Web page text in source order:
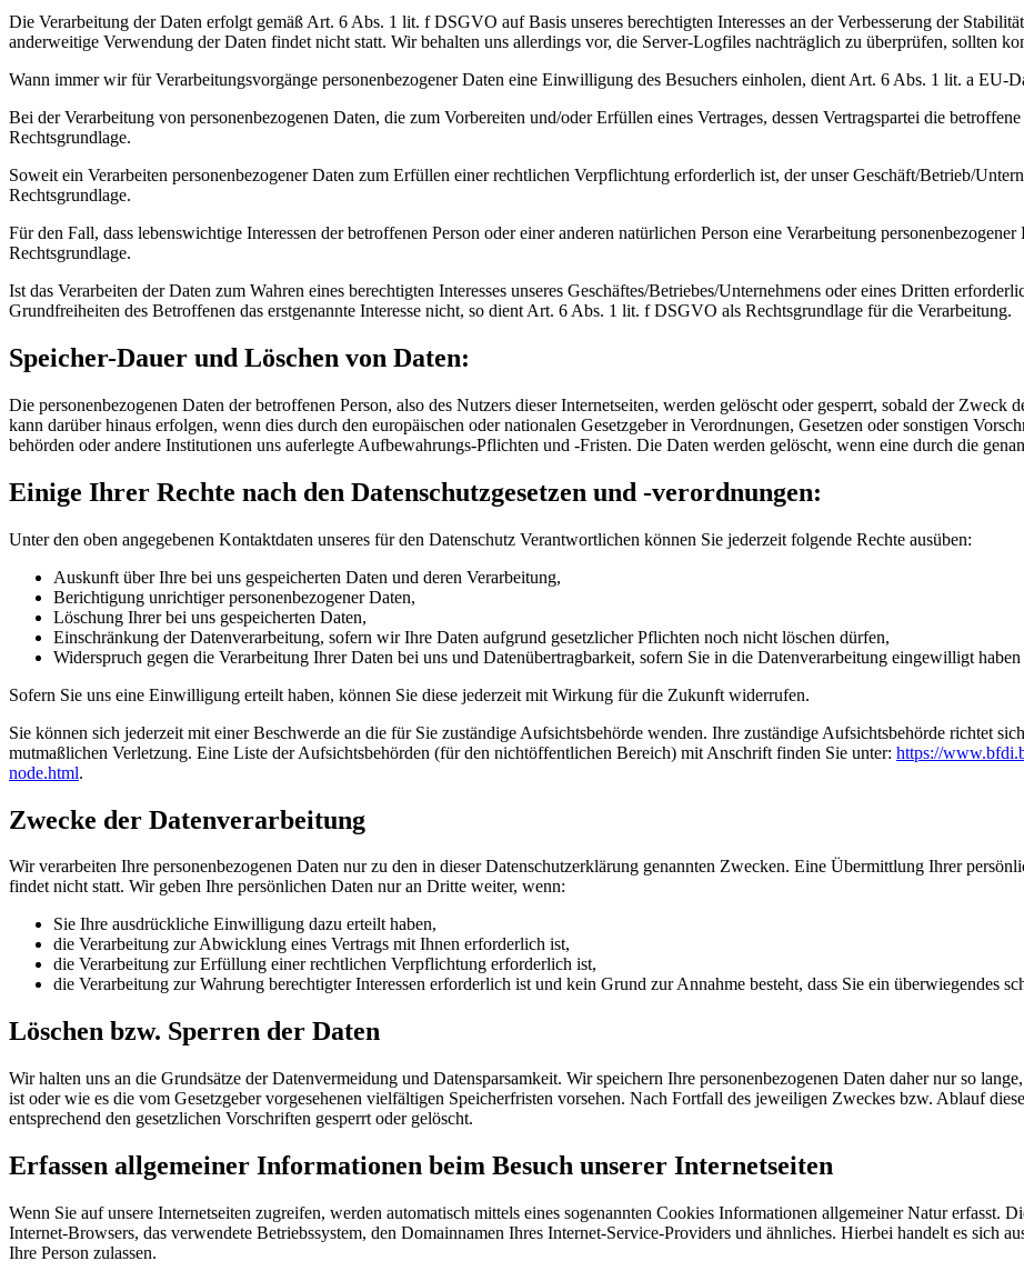
Die Verarbeitung der Daten erfolgt gemäß Art. 6 Abs. 1 lit. f DSGVO auf Basis unseres berechtigten Interesses an der Verbesserung der
anderweitige Verwendung der Daten findet nicht statt. Wir behalten uns allerdings vor, die Server-Logfiles nachträglich zu überprüfen, sollten
Wann immer wir für Verarbeitungsvorgänge personenbezogener Daten eine Einwilligung des Besuchers einholen, dient Art. 6 Abs. 1 lit. a EU-
Bei der Verarbeitung von personenbezogenen Daten, die zum Vorbereiten und/oder Erfüllen eines Vertrages, dessen Vertragspartei die
Rechtsgrundlage.
Soweit ein Verarbeiten personenbezogener Daten zum Erfüllen einer rechtlichen Verpflichtung erforderlich ist, der unser Geschäft/Betrieb/
Rechtsgrundlage.
Für den Fall, dass lebenswichtige Interessen der betroffenen Person oder einer anderen natürlichen Person eine Verarbeitung
Rechtsgrundlage.
Ist das Verarbeiten der Daten zum Wahren eines berechtigten Interesses unseres Geschäftes/Betriebes/Unternehmens oder eines Dritten
Grundfreiheiten des Betroffenen das erstgenannte Interesse nicht, so dient Art. 6 Abs. 1 lit. f DSGVO als Rechtsgrundlage für die Verarbeitung.
Speicher-Dauer und Löschen von Daten:
Die personenbezogenen Daten der betroffenen Person, also des Nutzers dieser Internetseiten, werden gelöscht oder gesperrt, sobald der Zweck
kann darüber hinaus erfolgen, wenn dies durch den europäischen oder nationalen Gesetzgeber in Verordnungen, Gesetzen oder sonstigen
behörden oder andere Institutionen uns auferlegte Aufbewahrungs-Pflichten und -Fristen. Die Daten werden gelöscht, wenn eine durch die
Einige Ihrer Rechte nach den Datenschutzgesetzen und -verordnungen:
Unter den oben angegebenen Kontaktdaten unseres für den Datenschutz Verantwortlichen können Sie jederzeit folgende Rechte ausüben:
Auskunft über Ihre bei uns gespeicherten Daten und deren Verarbeitung,
Berichtigung unrichtiger personenbezogener Daten,
Löschung Ihrer bei uns gespeicherten Daten,
Einschränkung der Datenverarbeitung, sofern wir Ihre Daten aufgrund gesetzlicher Pflichten noch nicht löschen dürfen,
Widerspruch gegen die Verarbeitung Ihrer Daten bei uns und Datenübertragbarkeit, sofern Sie in die Datenverarbeitung eingewilligt
Sofern Sie uns eine Einwilligung erteilt haben, können Sie diese jederzeit mit Wirkung für die Zukunft widerrufen.
Sie können sich jederzeit mit einer Beschwerde an die für Sie zuständige Aufsichtsbehörde wenden. Ihre zuständige Aufsichtsbehörde richtet
mutmaßlichen Verletzung. Eine Liste der Aufsichtsbehörden (für den nichtöffentlichen Bereich) mit Anschrift finden Sie unter: https://
node.html.
Zwecke der Datenverarbeitung
Wir verarbeiten Ihre personenbezogenen Daten nur zu den in dieser Datenschutzerklärung genannten Zwecken. Eine Übermittlung Ihrer
findet nicht statt. Wir geben Ihre persönlichen Daten nur an Dritte weiter, wenn:
Sie Ihre ausdrückliche Einwilligung dazu erteilt haben,
die Verarbeitung zur Abwicklung eines Vertrags mit Ihnen erforderlich ist,
die Verarbeitung zur Erfüllung einer rechtlichen Verpflichtung erforderlich ist,
die Verarbeitung zur Wahrung berechtigter Interessen erforderlich ist und kein Grund zur Annahme besteht, dass Sie ein überwiegendes
Löschen bzw. Sperren der Daten
Wir halten uns an die Grundsätze der Datenvermeidung und Datensparsamkeit. Wir speichern Ihre personenbezogenen Daten daher nur so
ist oder wie es die vom Gesetzgeber vorgesehenen vielfältigen Speicherfristen vorsehen. Nach Fortfall des jeweiligen Zweckes bzw. Ablauf
entsprechend den gesetzlichen Vorschriften gesperrt oder gelöscht.
Erfassen allgemeiner Informationen beim Besuch unserer Internetseiten
Wenn Sie auf unsere Internetseiten zugreifen, werden automatisch mittels eines sogenannten Cookies Informationen allgemeiner Natur erfasst.
Internet-Browsers, das verwendete Betriebssystem, den Domainnamen Ihres Internet-Service-Providers und ähnliches. Hierbei handelt es sich
Ihre Person zulassen.